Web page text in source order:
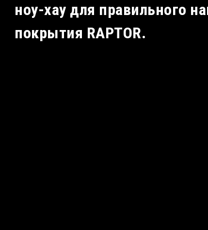
ноу-хау для правильного
покрытия RAPTOR.